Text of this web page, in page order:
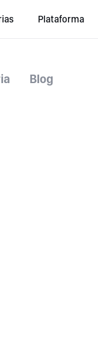
Plataforma
Blog